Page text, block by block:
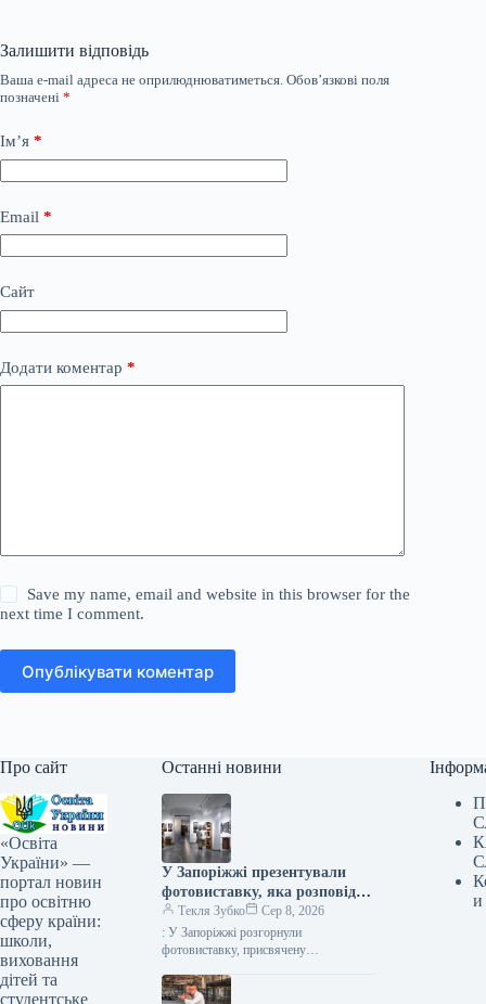
Залишити відповідь
Ваша e-mail адреса не оприлюднюватиметься. Обов’язкові поля
позначені *
Ім’я *
Email *
Сайт
Додати коментар *
Save my name, email and website in this browser for the
next time I comment.
Опублікувати коментар
Про сайт
«Освіта
України» —
портал новин
про освітню
сферу країни:
школи,
виховання
дітей та
студентське
Останні новини
У Запоріжжі презентували
фотовиставку, яка розповідає
про білоруський батальйон,
що захищає Україну.
Текля Зубко
Сер 8, 2026
: У Запоріжжі розгорнули
фотовиставку, присвячену
обороняє Україну Фото 08.08.2026
и